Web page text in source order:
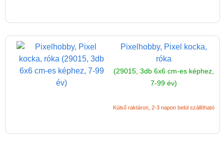
Pixelhobby, Pixel kocka,
róka
(29015, 3db 6x6 cm-es képhez,
7-99 év)
Külső raktáron, 2-3 napon belül szállítható